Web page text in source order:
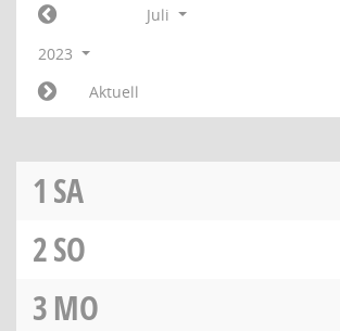
Juli
2023
Aktuell
1 SA
2SO
3MO